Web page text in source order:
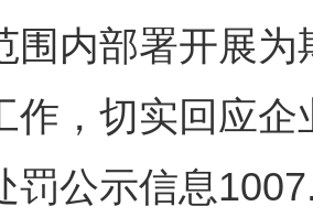
围内部署开展
作，切实回应
罚公示信息